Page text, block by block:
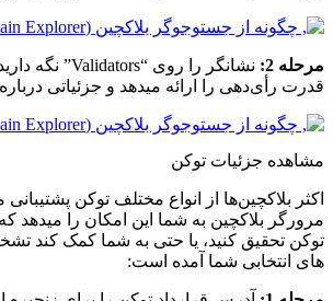
مرحله 2:
قدرت رأی‌دهی را ارائه میدهد و جزئیاتی درباره
مشاهده جزئیات توکن
مرورگر بلاکچین به شما این امکان را میدهد
توکن تحقیق کنید، یا حتی به شما کمک کند
های انتخابی شما آمده است: